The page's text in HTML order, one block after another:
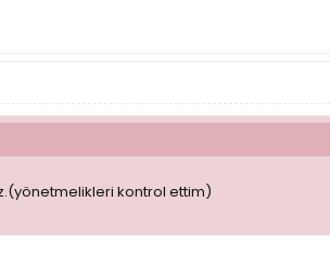
kontrol ettim)